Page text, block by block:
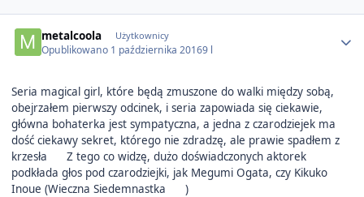
metalcoola Użytkownicy
Opublikowano 1 października 20169 l
Seria magical girl, które będą zmuszone do walki między sobą,
obejrzałem pierwszy odcinek, i seria zapowiada się ciekawie,
główna bohaterka jest sympatyczna, a jedna z czarodziejek ma
dość ciekawy sekret, którego nie zdradzę, ale prawie spadłem z
krzesła
Z tego co widzę, dużo doświadczonych aktorek
podkłada głos pod czarodziejki, jak Megumi Ogata, czy Kikuko
Inoue (Wieczna Siedemnastka
)